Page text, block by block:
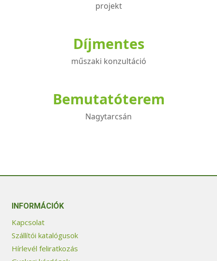
projekt
Díjmentes
műszaki konzultáció
Bemutatóterem
Nagytarcsán
INFORMÁCIÓK
Kapcsolat
Szállítói katalógusok
Hírlevél feliratkozás